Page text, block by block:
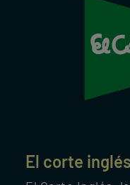
El corte inglés